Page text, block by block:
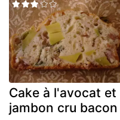
Cake à l'avocat et
jambon cru bacon